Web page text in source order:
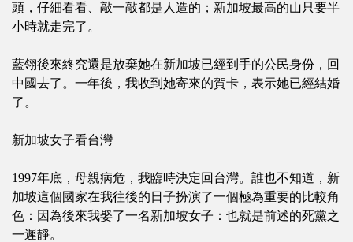
頭，仔細看看、敲一敲都是人造的；新加坡最高的山只要半
小時就走完了。
藍翎後來終究還是放棄她在新加坡已經到手的公民身份，回
中國去了。一年後，我收到她寄來的賀卡，表示她已經結婚
了。
新加坡女子看台灣
1997年底，母親病危，我臨時決定回台灣。誰也不知道，新
加坡這個國家在我往後的日子扮演了一個極為重要的比較角
色：因為後來我娶了一名新加坡女子：也就是前述的死黨之
一遲靜。